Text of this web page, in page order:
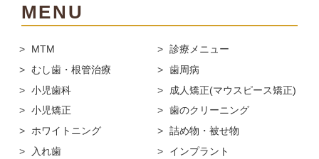
MENU
MTM
診療メニュー
むし歯・根管治療
歯周病
小児歯科
成人矯正(マウスピース矯正)
小児矯正
歯のクリーニング
ホワイトニング
詰め物・被せ物
入れ歯
インプラント